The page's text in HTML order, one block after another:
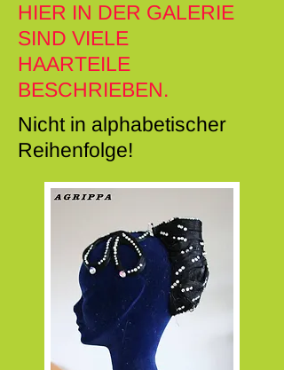
HIER IN DER GALERIE
SIND VIELE
HAARTEILE
BESCHRIEBEN.
Nicht in alphabetischer
Reihenfolge!